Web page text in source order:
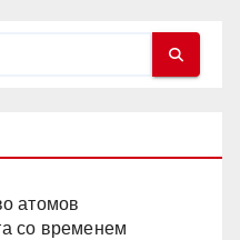
атомов
со временем